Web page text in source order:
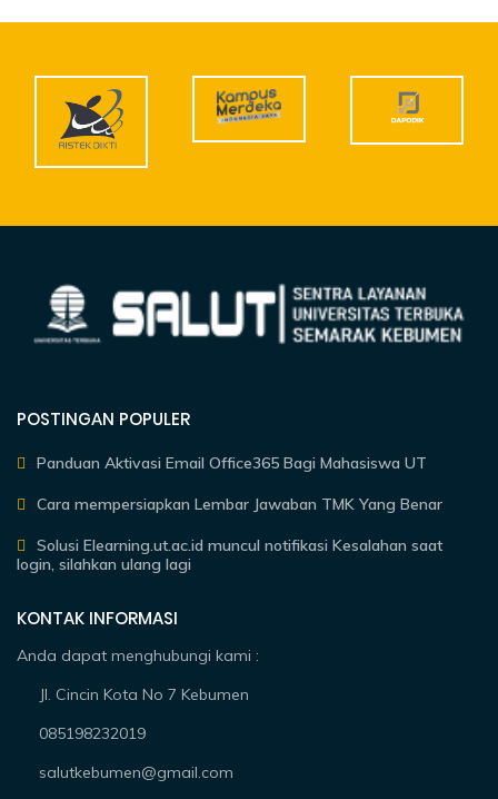
POSTINGAN POPULER
Panduan Aktivasi Email Office365 Bagi Mahasiswa UT
Cara mempersiapkan Lembar Jawaban TMK Yang Benar
Solusi Elearning.ut.ac.id muncul notifikasi Kesalahan saat
login, silahkan ulang lagi
KONTAK INFORMASI
Anda dapat menghubungi kami :
Jl. Cincin Kota No 7 Kebumen
085198232019
salutkebumen@gmail.com